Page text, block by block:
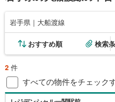
岩手県｜大船渡線
おすすめ順 検索
2 件
すべての物件をチェック